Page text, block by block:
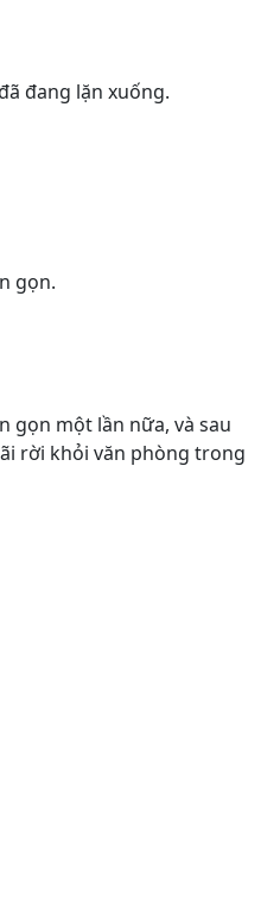
đang lặn xuống.
gọn.
gọn một lần nữa, và sau
rời khỏi văn phòng trong